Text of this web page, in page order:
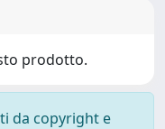
prodotto.
da copyright e